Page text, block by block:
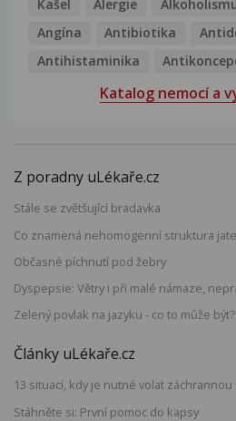
Kašel Alergie
Angína
Antibiotika
Antihistaminika
Katalog nemocí a
Z poradny uLékaře.cz
Stále se zvětšující bradavka
Co znamená nehomogenní struktura
Občasné píchnutí pod žebry
Dyspepsie: Větry i při malé námaze,
Zelený povlak na jazyku - co to může být?
Články uLékaře.cz
13 situací, kdy je nutné volat záchrannou
Stáhněte si: První pomoc do kapsy